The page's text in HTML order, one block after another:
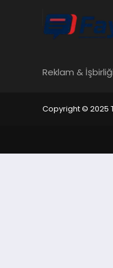
Reklam &
Copyright © 2025